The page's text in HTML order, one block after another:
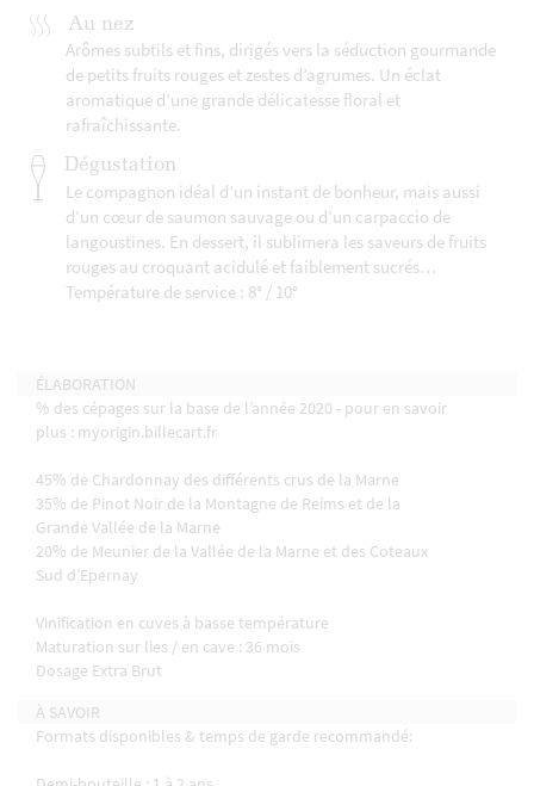
Au nez
Arômes subtils et fins, dirigés vers la séduction gourmande
de petits fruits rouges et zestes d’agrumes. Un éclat
aromatique d’une grande délicatesse floral et
rafraîchissante.
Dégustation
Le compagnon idéal d’un instant de bonheur, mais aussi
d’un cœur de saumon sauvage ou d’un carpaccio de
langoustines. En dessert, il sublimera les saveurs de fruits
rouges au croquant acidulé et faiblement sucrés…
Température de service : 8° / 10°
ÉLABORATION
% des cépages sur la base de l’année 2020 - pour en savoir
plus : myorigin.billecart.fr
45% de Chardonnay des différents crus de la Marne
35% de Pinot Noir de la Montagne de Reims et de la
Grande Vallée de la Marne
20% de Meunier de la Vallée de la Marne et des Coteaux
Sud d’Epernay
Vinification en cuves à basse température
Maturation sur lies / en cave : 36 mois
Dosage Extra Brut
À SAVOIR
Formats disponibles & temps de garde recommandé: